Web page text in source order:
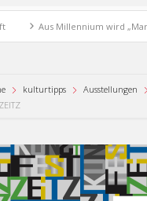
Aus Millennium wird „MariShe“
kulturtipps Ausstellungen